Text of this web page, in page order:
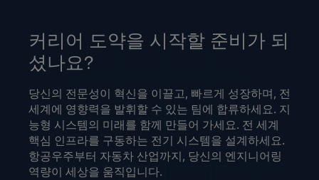
커리어 도약을 시작할 준비가 되
셨나요?
당신의 전문성이 혁신을 이끌고, 빠르게 성장하며, 전
세계에 영향력을 발휘할 수 있는 팀에 합류하세요. 지
능형 시스템의 미래를 함께 만들어 가세요. 전 세계
핵심 인프라를 구동하는 전기 시스템을 설계하세요.
항공우주부터 자동차 산업까지, 당신의 엔지니어링
역량이 세상을 움직입니다.